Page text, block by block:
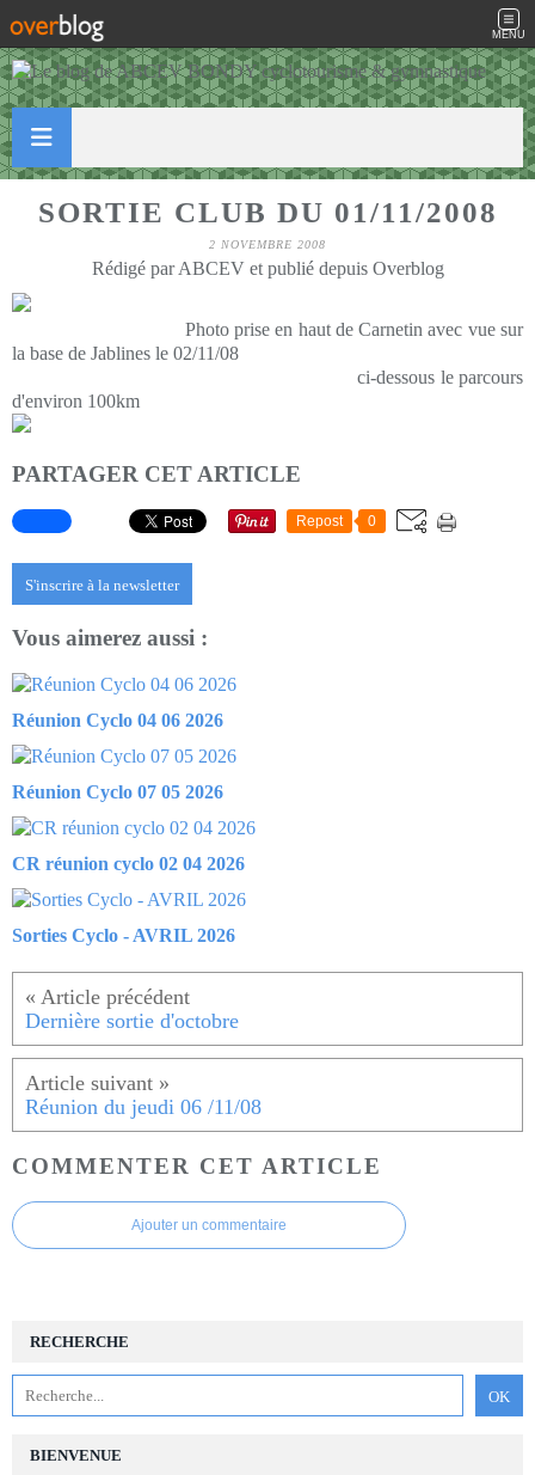
MENU
SORTIE CLUB DU 01/11/2008
2 NOVEMBRE 2008
Rédigé par ABCEV et publié depuis Overblog
Photo prise en haut de Carnetin avec vue sur
la base de Jablines le 02/11/08
ci-dessous le parcours
d'environ 100km
PARTAGER CET ARTICLE
Repost 0
S'inscrire à la newsletter
Vous aimerez aussi :
Réunion Cyclo 04 06 2026
Réunion Cyclo 07 05 2026
CR réunion cyclo 02 04 2026
Sorties Cyclo - AVRIL 2026
Dernière sortie d'octobre
Réunion du jeudi 06 /11/08
COMMENTER CET ARTICLE
Ajouter un commentaire
RECHERCHE
BIENVENUE